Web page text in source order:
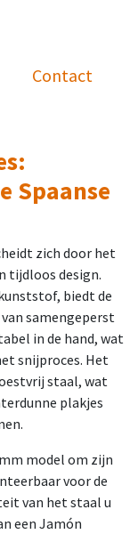
Contact
Spaanse
zich door het
tijdloos design.
biedt de
samengeperst
in de hand, wat
snijproces. Het
staal, wat
plakjes
model om zijn
voor de
van het staal u
een Jamón